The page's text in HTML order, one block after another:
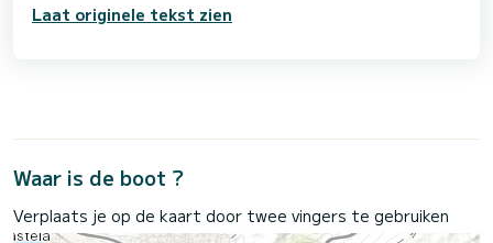
Laat originele tekst zien
Waar is de boot ?
Verplaats je op de kaart door twee vingers te gebruiken